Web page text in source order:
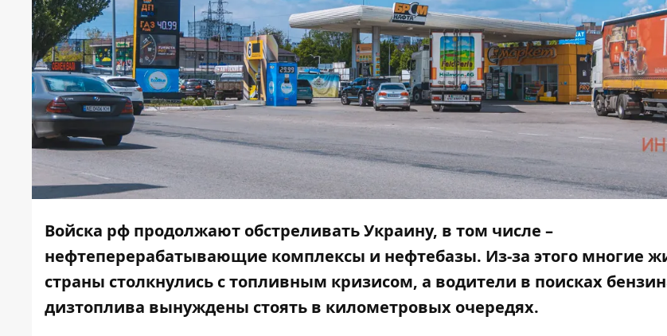
Войска рф продолжают обстреливать Украину, в том числе –
нефтеперерабатывающие комплексы и нефтебазы. Из-за этого многие
страны столкнулись с топливным кризисом, а водители в поисках
дизтоплива вынуждены стоять в километровых очередях.